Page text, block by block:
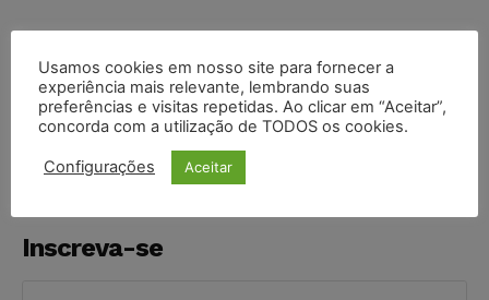
COMPARTILHE
Inscreva-se
Usamos cookies em nosso site para fornecer a
experiência mais relevante, lembrando suas
preferências e visitas repetidas. Ao clicar em “Aceitar”,
concorda com a utilização de TODOS os cookies.
Configurações Aceitar